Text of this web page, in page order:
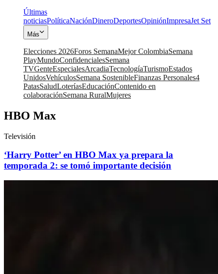
Últimas
noticiasPolíticaNaciónDineroDeportesOpiniónImpresaJet Set
Más
Elecciones 2026Foros SemanaMejor ColombiaSemana
PlayMundoConfidencialesSemana
TVGenteEspecialesArcadiaTecnologíaTurismoEstados
UnidosVehículosSemana SostenibleFinanzas Personales4
PatasSaludLoteríasEducaciónContenido en
colaboraciónSemana RuralMujeres
HBO Max
Televisión
‘Harry Potter’ en HBO Max ya prepara la
temporada 2: se tomó importante decisión